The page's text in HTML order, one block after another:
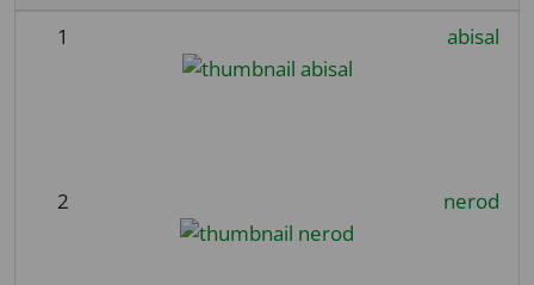
1 abisal
2 nerod